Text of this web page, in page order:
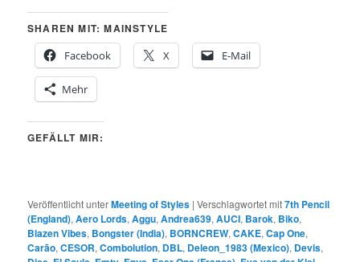
SHAREN MIT: MAINSTYLE
Facebook
X E-Mail
Mehr
GEFÄLLT MIR:
Veröffentlicht unterMeeting of Styles |Verschlagwortet mit7th Pencil
(England),Aero Lords,Aggu,Andrea639,AUCI, Barok, Biko,
Blazen Vibes, Bongster (India), BORNCREW,CAKE,Cap One,
Carão,CESOR,Combolution, DBL, Deleon_1983 (Mexico), Devis,